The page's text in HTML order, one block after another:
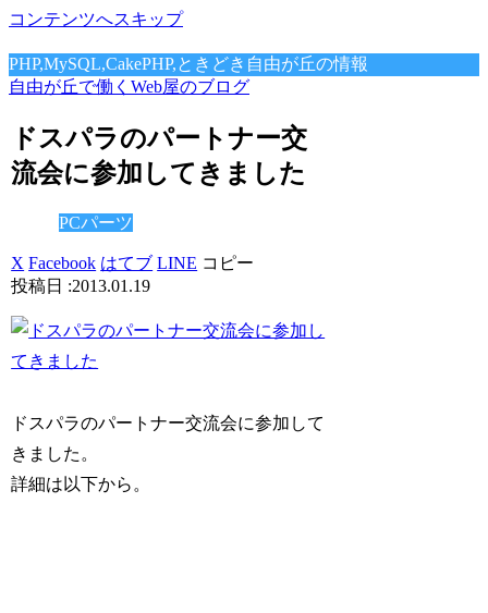
コンテンツへスキップ
PHP,MySQL,CakePHP,ときどき自由が丘の情報
自由が丘で働くWeb屋のブログ
ドスパラのパートナー交
流会に参加してきました
PCパーツ
X Facebook はてブ LINE コピー
2013.01.19
ドスパラのパートナー交流会に参加して
きました。
詳細は以下から。